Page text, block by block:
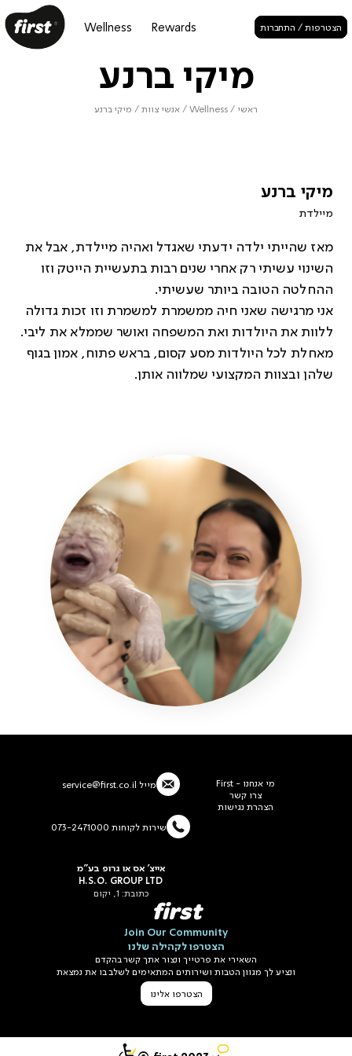
הצטרפות / התחברות Rewards
Wellness
מיקי ברנע
ראשי /
Wellness
/ אנשי צוות / מיקי ברנע
מיקי ברנע
מיילדת
מאז שהייתי ילדה ידעתי שאגדל ואהיה מיילדת, אבל את
השינוי עשיתי רק אחרי שנים רבות בתעשיית הייטק וזו
ההחלטה הטובה ביותר שעשיתי.
אני מרגישה שאני חיה ממשמרת למשמרת וזו זכות גדולה
ללוות את היולדות ואת המשפחה ואושר שממלא את ליבי.
מאחלת לכל היולדות מסע קסום, בראש פתוח, אמון בגוף
שלהן ובצוות המקצועי שמלווה אותן.
מי אנחנו - First
צרו קשר
הצהרת נגישות
מייל service@first.co.il
שירות לקוחות 073-2471000
אייצ' אס או גרופ בע"מ
H.S.O. GROUP LTD
כתובת: 1, יקום
first
Join Our Community
הצטרפו לקהילה שלנו
השאירי את פרטייך ונצור אתך קשר בהקדם
ונציע לך מגוון הטבות ושירותים המתאימים לשלב בו את נמצאת
הצטרפו אלינו